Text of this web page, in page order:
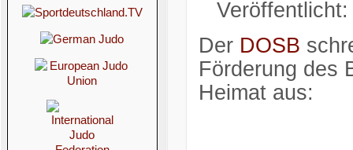
Der DOSB
Förderung des
Heimat aus: